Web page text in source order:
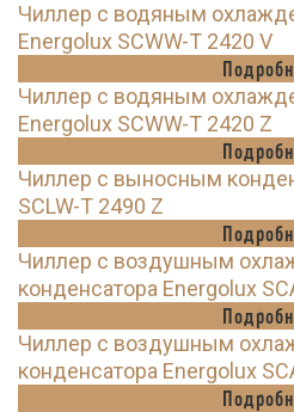
Чиллер с водяным
Energolux SCWW-T 2420 V
Чиллер с водяным
Energolux SCWW-T 2420 Z
Чиллер с выносным
SCLW-T 2490 Z
Чиллер с воздушным
конденсатора Energolux
Чиллер с воздушным
конденсатора Energolux